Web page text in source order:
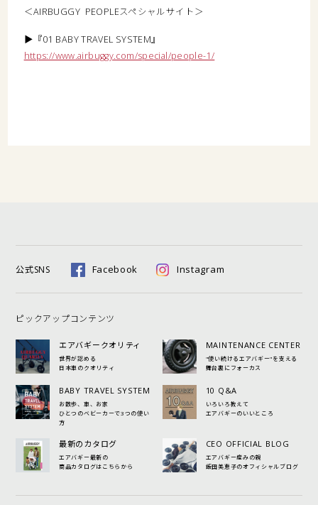
＜AIRBUGGY PEOPLEスペシャルサイト＞
▶『01 BABY TRAVEL SYSTEM』
https://www.airbuggy.com/special/people-1/
公式SNS Facebook Instagram
ピックアップコンテンツ
エアバギークオリティ
世界が認める
日本車のクオリティ
MAINTENANCE CENTER
"使い続けるエアバギー"を支える
舞台裏にフォーカス
BABY TRAVEL SYSTEM
お散歩、車、お家
ひとつのベビーカーで3つの使い
方
10 Q&A
いろいろ教えて
エアバギーのいいところ
最新のカタログ
エアバギー最新の
商品カタログはこちらから
CEO OFFICIAL BLOG
エアバギー産みの親
飯田美恵子のオフィシャルブログ